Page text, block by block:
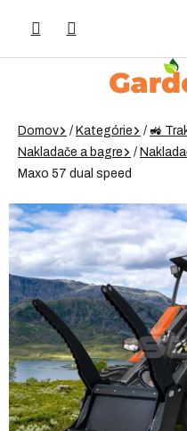
Domov / Kategórie / 🚜
Nakladače a bagre
/
Maxo 57 dual speed